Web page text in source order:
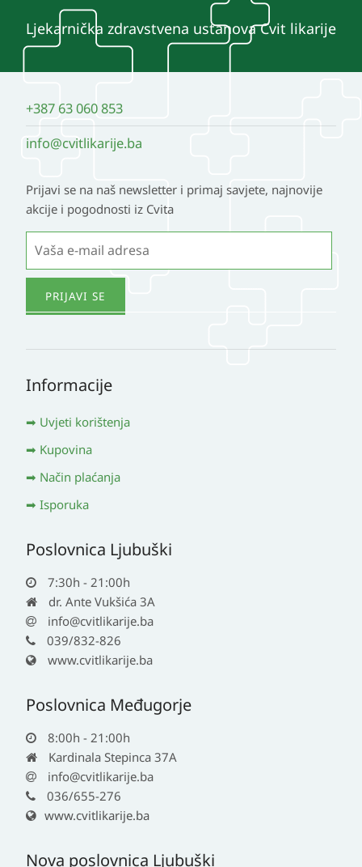
Ljekarnička zdravstvena ustanova Cvit likarije
+387 63 060 853
info@cvitlikarije.ba
Prijavi se na naš newsletter i primaj savjete, najnovije
akcije i pogodnosti iz Cvita
Informacije
Uvjeti korištenja
Kupovina
Način plaćanja
Isporuka
Poslovnica Ljubuški
7:30h - 21:00h
dr. Ante Vukšića 3A
info@cvitlikarije.ba
039/832-826
www.cvitlikarije.ba
Poslovnica Međugorje
8:00h - 21:00h
Kardinala Stepinca 37A
info@cvitlikarije.ba
036/655-276
www.cvitlikarije.ba
Nova poslovnica Ljubuški